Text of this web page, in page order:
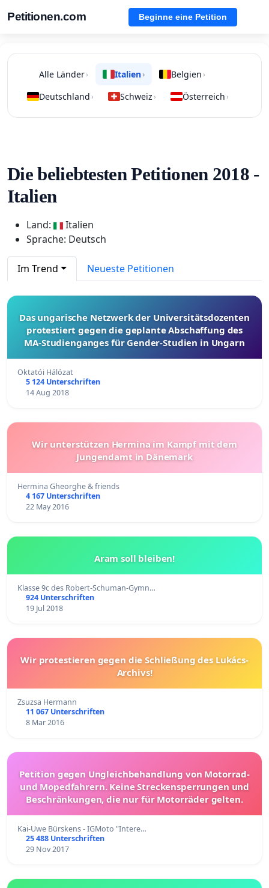
Petitionen.com Beginne eine Petition
Alle Länder› Italien› Belgien ›
Deutschland › Schweiz › Österreich ›
Die beliebtesten Petitionen 2018 -
Italien
Land:
Italien
Sprache: Deutsch
Im Trend Neueste Petitionen
Das ungarische Netzwerk der Universitätsdozenten
protestiert gegen die geplante Abschaffung des
MA-Studienganges für Gender-Studien in Ungarn
Oktatói Hálózat
5 124 Unterschriften
14 Aug 2018
Wir unterstützen Hermina im Kampf mit dem
Jungendamt in Dänemark
Hermina Gheorghe & friends
4 167 Unterschriften
22 May 2016
Aram soll bleiben!
Klasse 9c des Robert-Schuman-Gymn…
924 Unterschriften
19 Jul 2018
Wir protestieren gegen die Schließung des Lukács-
Archivs!
Zsuzsa Hermann
11 067 Unterschriften
8 Mar 2016
Petition gegen Ungleichbehandlung von Motorrad-
und Mopedfahrern. Keine Streckensperrungen und
Beschränkungen, die nur für Motorräder gelten.
Kai-Uwe Bürskens - IGMoto "Intere…
25 488 Unterschriften
29 Nov 2017